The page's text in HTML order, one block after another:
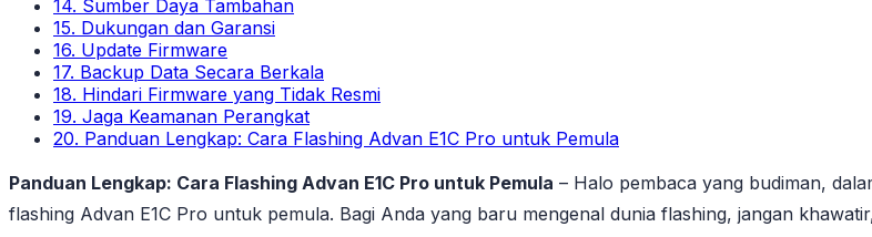
14. Sumber Daya Tambahan
15. Dukungan dan Garansi
16. Update Firmware
17. Backup Data Secara Berkala
18. Hindari Firmware yang Tidak Resmi
19. Jaga Keamanan Perangkat
20. Panduan Lengkap: Cara Flashing Advan E1C Pro untuk Pemula
Panduan Lengkap: Cara Flashing Advan E1C Pro untuk Pemula – Halo pembaca yang budiman,
flashing Advan E1C Pro untuk pemula. Bagi Anda yang baru mengenal dunia flashing, jangan